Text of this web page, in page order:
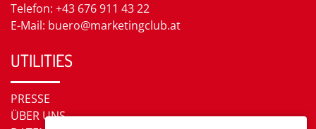
Telefon: +43 676 911 43 22
E-Mail: buero@marketingclub.at
UTILITIES
PRESSE
ÜBER UNS